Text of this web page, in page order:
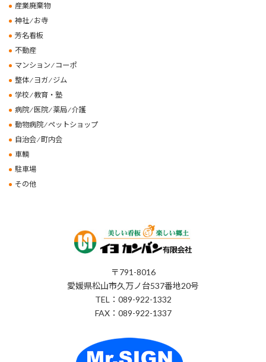
産業廃棄物
神社 ⁄ お寺
芳名看板
不動産
マンション ⁄ コーポ
整体 ⁄ ヨガ ⁄ ジム
学校 ⁄ 教育・塾
病院 ⁄ 医院 ⁄ 薬局 ⁄ 介護
動物病院 ⁄ ペットショップ
自治会 ⁄ 町内会
車輌
駐車場
その他
〒791-8016
愛媛県松山市久万ノ台537番地20号
TEL：089-922-1332
FAX：089-922-1337